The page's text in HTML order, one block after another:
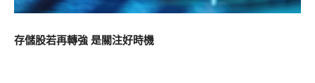
存儲股若再轉強 是關注好時機